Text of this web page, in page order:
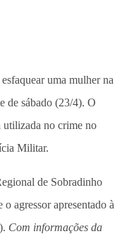
uma mulher na
de sábado (23/4). O
utilizada no crime no
Militar.
de Sobradinho
agressor apresentado à
Com informações da